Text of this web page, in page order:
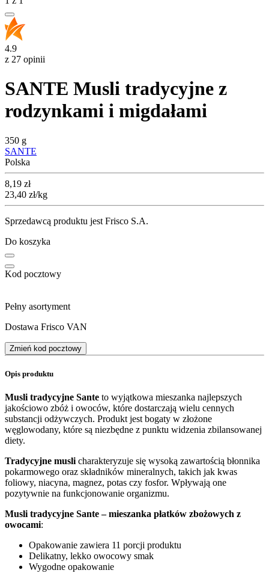
4.9
z 27 opinii
SANTE Musli tradycyjne z
rodzynkami i migdałami
350 g
SANTE
Polska
Cena
8,19 zł
23,40 zł/kg
Sprzedawcą produktu jest Frisco S.A.
Do koszyka
Kod pocztowy
Pełny asortyment
Dostawa Frisco VAN
Zmień kod pocztowy
Opis produktu
Musli tradycyjne Sante to wyjątkowa mieszanka najlepszych
jakościowo zbóż i owoców, które dostarczają wielu cennych
substancji odżywczych. Produkt jest bogaty w złożone
węglowodany, które są niezbędne z punktu widzenia zbilansowanej
diety.
Tradycyjne musli charakteryzuje się wysoką zawartością błonnika
pokarmowego oraz składników mineralnych, takich jak kwas
foliowy, niacyna, magnez, potas czy fosfor. Wpływają one
pozytywnie na funkcjonowanie organizmu.
Musli tradycyjne Sante – mieszanka płatków zbożowych z
owocami:
Opakowanie zawiera 11 porcji produktu
Delikatny, lekko owocowy smak
Wygodne opakowanie